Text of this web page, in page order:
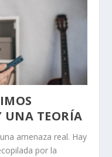
UNA TEORÍA
amenaza real. Hay
por la